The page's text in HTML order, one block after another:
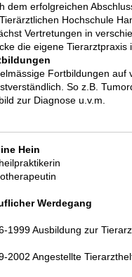
dem erfolgreichen
Hochschule
Vertretungen in
die eigene Tierarztpraxis
Fortbildungen auf
So z.B.
zur Diagnose u.v.m.
Hein
Werdegang
1999 Ausbildung zur
2002 Angestellte